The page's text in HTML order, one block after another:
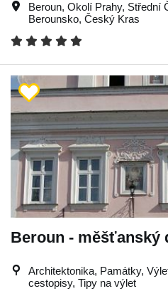
Beroun, Okolí Prahy, Střední
Berounsko, Český Kras
Beroun - měšťanský
Architektonika, Památky,
cestopisy, Tipy na výlet